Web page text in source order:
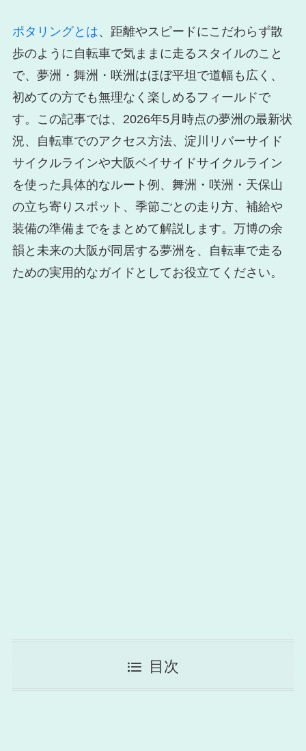
ポタリングとは、距離やスピードにこだわらず散
歩のように自転車で気ままに走るスタイルのこと
で、夢洲・舞洲・咲洲はほぼ平坦で道幅も広く、
初めての方でも無理なく楽しめるフィールドで
す。この記事では、2026年5月時点の夢洲の最新状
況、自転車でのアクセス方法、淀川リバーサイド
サイクルラインや大阪ベイサイドサイクルライン
を使った具体的なルート例、舞洲・咲洲・天保山
の立ち寄りスポット、季節ごとの走り方、補給や
装備の準備までをまとめて解説します。万博の余
韻と未来の大阪が同居する夢洲を、自転車で走る
ための実用的なガイドとしてお役立てください。
目次